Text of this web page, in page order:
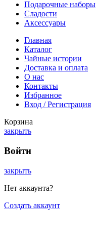
Подарочные наборы
Сладости
Аксессуары
Главная
Каталог
Чайные истории
Доставка и оплата
О нас
Контакты
Избранное
Вход / Регистрация
Корзина
закрыть
Войти
закрыть
Нет аккаунта?
Создать аккаунт